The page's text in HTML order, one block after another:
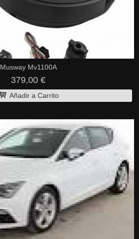
Musway Mv1100A
379,00 €
Añadir a Carrito